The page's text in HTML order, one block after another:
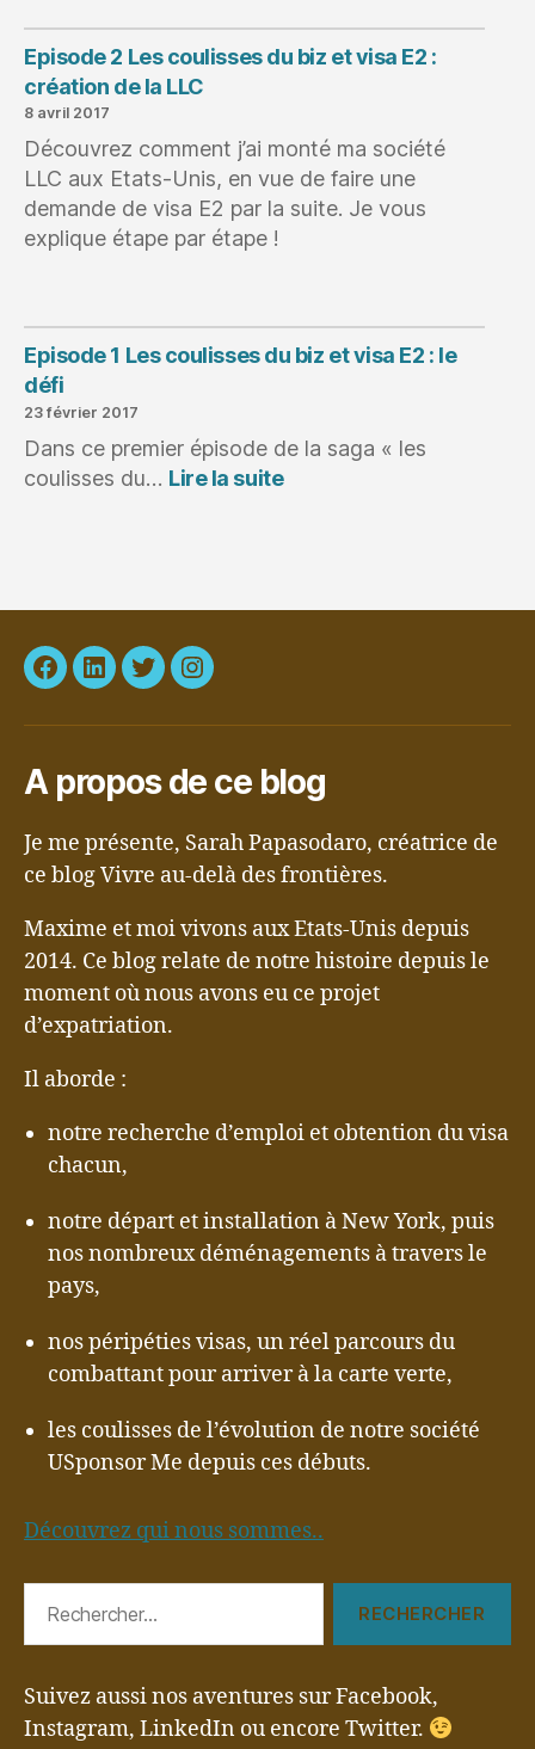
Episode 2 Les coulisses du biz et visa E2 :
création de la LLC
8 avril 2017
Découvrez comment j’ai monté ma société
LLC aux Etats-Unis, en vue de faire une
demande de visa E2 par la suite. Je vous
explique étape par étape !
Episode 1 Les coulisses du biz et visa E2 : le
défi
23 février 2017
Dans ce premier épisode de la saga « les
coulisses du… Lire la suite:
du
le
défi
Facebook
LinkedInTwitterInstagram
A propos de ce blog
Je me présente, Sarah Papasodaro, créatrice de
ce blog Vivre au-delà des frontières.
Maxime et moi vivons aux Etats-Unis depuis
2014. Ce blog relate de notre histoire depuis le
moment où nous avons eu ce projet
d’expatriation.
Il aborde :
notre recherche d’emploi et obtention du visa
chacun,
notre départ et installation à New York, puis
nos nombreux déménagements à travers le
pays,
nos péripéties visas, un réel parcours du
combattant pour arriver à la carte verte,
les coulisses de l’évolution de notre société
USponsor Me depuis ces débuts.
Découvrez qui nous sommes..
Suivez aussi nos aventures sur Facebook,
Instagram, LinkedIn ou encore Twitter.